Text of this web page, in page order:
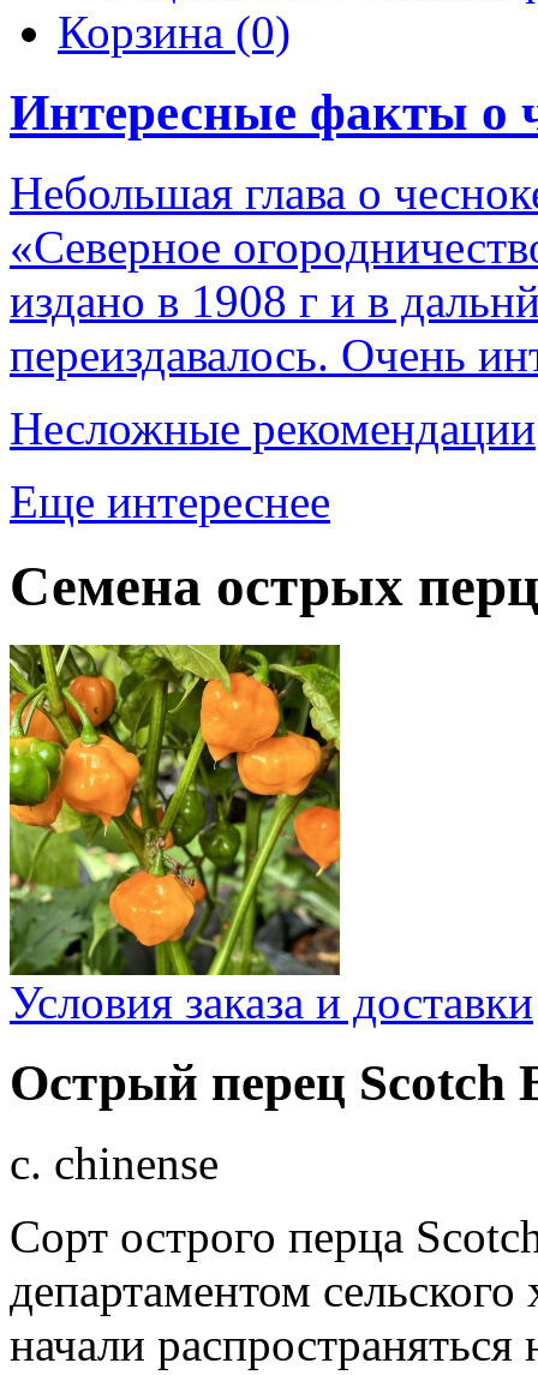
Корзина (0)
Интересные факты о
Небольшая глава о
«Северное
издано в 1908 г и в
переиздавалось. Очень
Несложные рекомендации
Еще интереснее
Семена острых
Условия заказа и доставки
Острый перец Scotch
c. chinense
Сорт острого перца
департаментом
начали